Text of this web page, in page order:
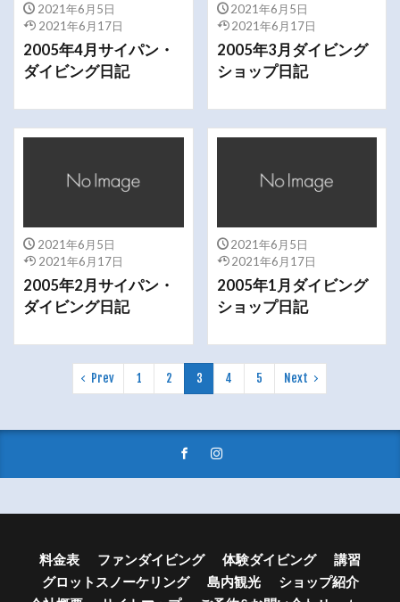
2021年6月5日
2021年6月17日
2005年4月サイパン・
ダイビング日記
2021年6月5日
2021年6月17日
2005年3月ダイビング
ショップ日記
2021年6月5日
2021年6月17日
2005年2月サイパン・
ダイビング日記
2021年6月5日
2021年6月17日
2005年1月ダイビング
ショップ日記
Prev 1 2 3 4 5 Next
料金表 ファンダイビング 体験ダイビング
講習
グロットスノーケリング
島内観光
ショップ紹介